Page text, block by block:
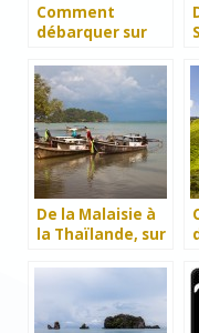
Comment
débarquer sur
De la Malaisie à
la Thaïlande, sur
mer !